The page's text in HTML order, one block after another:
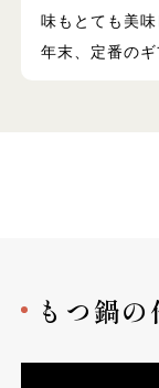
味もとても美味
年末、定番のギ
もつ鍋